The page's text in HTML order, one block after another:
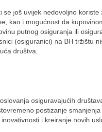
se još uvijek nedovoljno
kao i mogućnost da
putnog osiguranja ili
(osiguranici) na BH tržištu
društva.
osiguravajućih
postizanje
i kreiranje novih